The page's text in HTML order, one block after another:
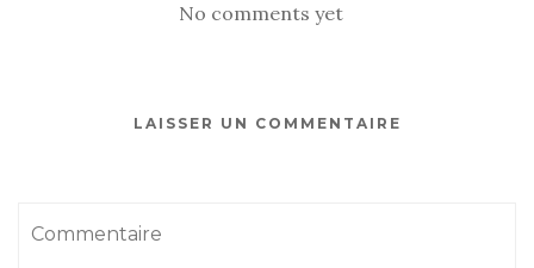
No comments yet
LAISSER UN COMMENTAIRE